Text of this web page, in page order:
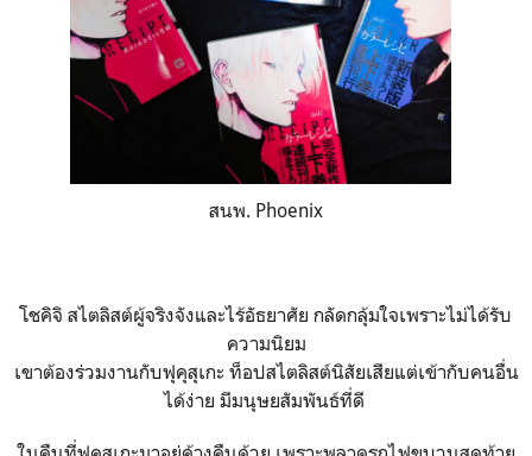
สนพ. Phoenix
โชคิจิ สไตลิสต์ผู้จริงจังและไร้อัธยาศัย กลัดกลุ้มใจเพราะไม่ได้รับ
ความนิยม
เขาต้องร่วมงานกับฟุคุสุเกะ ท็อปสไตลิสต์นิสัยเสียแต่เข้ากับคนอื่น
ได้ง่าย​ มีมนุษยสัมพันธ์​ที่ดี​